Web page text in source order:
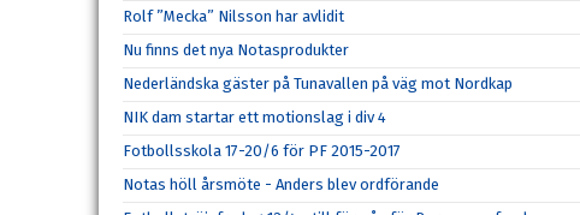
Rolf ”Mecka” Nilsson har avlidit
Nu finns det nya Notasprodukter
Nederländska gäster på Tunavallen på väg mot Nordkap
NIK dam startar ett motionslag i div 4
Fotbollsskola 17-20/6 för PF 2015-2017
Notas höll årsmöte - Anders blev ordförande